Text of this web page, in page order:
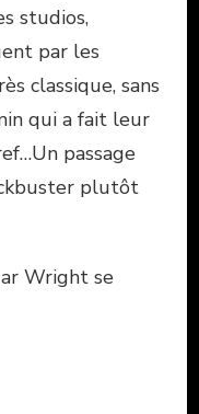
studios,
par les
classique, sans
qui a fait leur
passage
plutôt
Wright se